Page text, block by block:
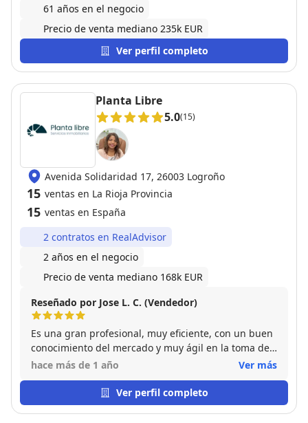
61 años en el negocio
Precio de venta mediano 235k EUR
Ver perfil completo
Planta Libre
5.0(15)
Avenida Solidaridad 17, 26003 Logroño
15 ventas en La Rioja Provincia
15 ventas en España
2 contratos en RealAdvisor
2 años en el negocio
Precio de venta mediano 168k EUR
Reseñado por Jose L. C. (Vendedor)
Es una gran profesional, muy eficiente, con un buen
conocimiento del mercado y muy ágil en la toma de
decisiones y una gran capacidad de negociación con
llevar al éxito la operación en un periodo corto de
tiempo. Si duda una muy buena opción a la hora de
hace más de 1 año Ver más
Ver perfil completo